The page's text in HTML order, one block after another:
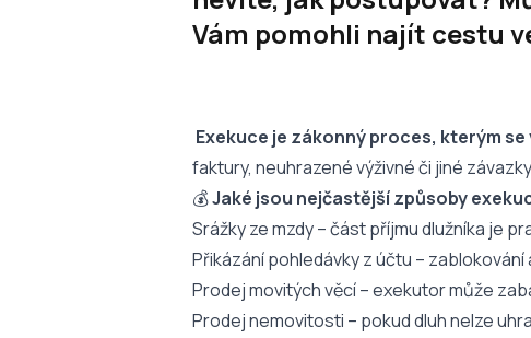
Vám pomohli najít cestu
Exekuce je zákonný proces, kterým
faktury, neuhrazené výživné či jiné
💰Jaké jsou nejčastější způsoby
Srážky ze mzdy – část příjmu dlužníka je
Přikázání pohledávky z účtu –
Prodej movitých věcí – exekutor může
Prodej nemovitosti – pokud dluh nelze